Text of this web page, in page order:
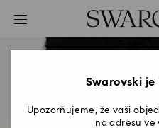
Seznam přístupových kódů
0 – Záhlaví
Swarovski je
Upozorňujeme, že vaši
na adresu ve